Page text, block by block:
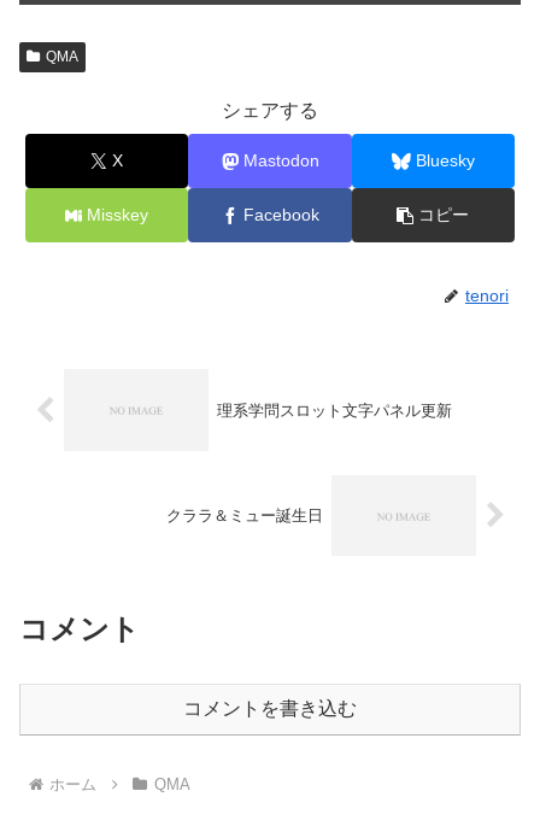
QMA
シェアする
X Mastodon Bluesky
Misskey Facebook コピー
tenori
理系学問スロット文字パネル更新
クララ＆ミュー誕生日
コメント
コメントを書き込む
ホーム QMA